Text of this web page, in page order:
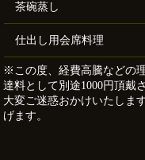
茶碗蒸し
仕出し用会席料理
※この度、経費高騰などの
達料として別途1000円頂戴
大変ご迷惑おかけいたしま
げます。